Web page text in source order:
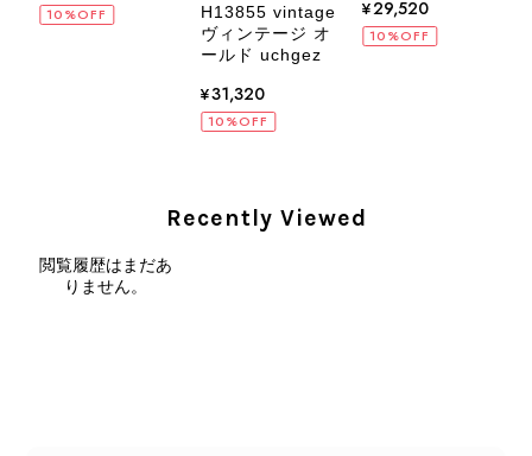
外装内装ともにAランクの商品を購入しました。 しかし、実際に
ットにカビがびっしりと生えていました。 とてもAランクとは思
えない状態で、見た瞬間に気持ち悪さを感じ、とても使用できる
10%OFF
H13855 vintage
ヴィンテージ オ
ールド uchgez
¥31,320
10%OFF
¥29,520
10%OFF
Recently Viewed
閲覧履歴はまだあ
りません。